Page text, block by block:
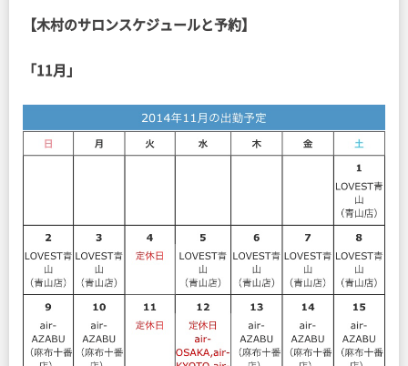
【木村のサロンスケジュールと予約】
「11月」